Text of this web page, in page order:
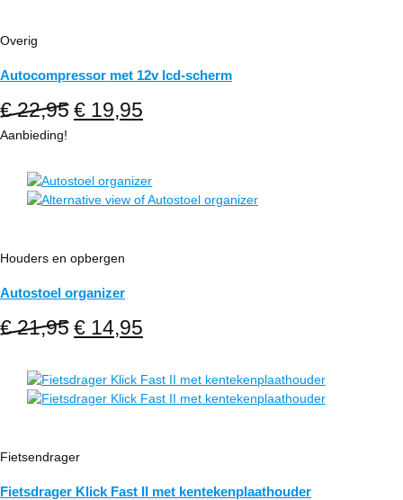
Overig
Autocompressor met 12v lcd-scherm
€22,95 Oorspronkelijke
€ 22,95.
€ 19,95
€ 19,95.
Aanbieding!
Houders en opbergen
Autostoel organizer
€21,95 Oorspronkelijke
was:
€ 21,95.
€ 14,95
is:
€ 14,95.
Fietsendrager
Fietsdrager Klick Fast II met kentekenplaathouder